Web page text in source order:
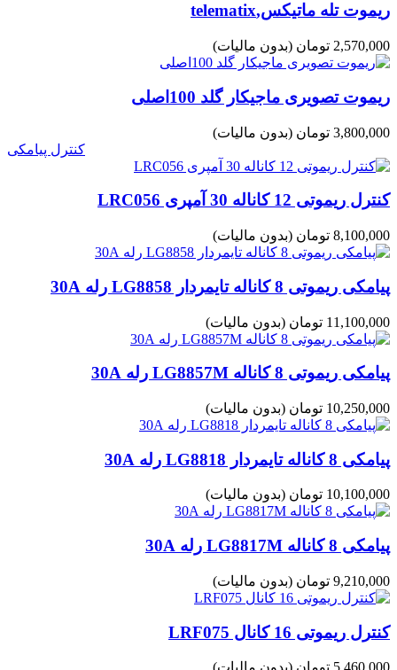
ریموت تله ماتیکس,telematix
2,570,000 تومان (بدون مالیات)
ریموت تصویری ماجیکار گلد 100اصلی
3,800,000 تومان
(بدون مالیات)
کنترل پیامکی
کنترل ریموتی 12 کاناله 30 آمپری LRC056
8,100,000 تومان (بدون مالیات)
پیامکی ریموتی 8 کاناله تایمردار LG8858 رله 30A
11,100,000 تومان (بدون مالیات)
پیامکی ریموتی 8 کاناله LG8857M رله 30A
10,250,000 تومان (بدون مالیات)
پیامکی 8 کاناله تایمردار LG8818 رله 30A
10,100,000 تومان (بدون مالیات)
پیامکی 8 کاناله LG8817M رله 30A
9,210,000 تومان (بدون مالیات)
کنترل ریموتی 16 کانال LRF075